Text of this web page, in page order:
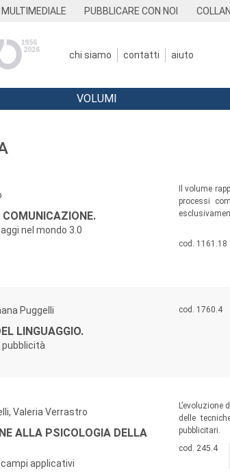
PUBBLICARE CON NOI
chi siamo contatti aiuto
VOLUMI
nel mondo 3.0
Il volume
processi
ambiti in
disegno al
cod. 1161.18
Puggelli
LINGUAGGIO.
pubblicità
cod. 1760.4
Valeria Verrastro
ALLA PSICOLOGIA DELLA
applicativi
delle
pubblicitari.
cod. 245.4